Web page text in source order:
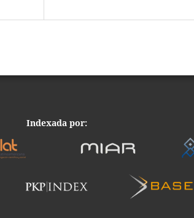
Indexada por: